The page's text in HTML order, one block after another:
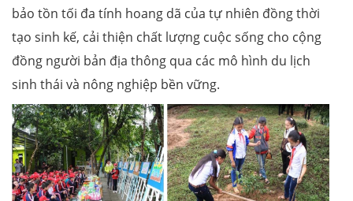
bảo tồn tối đa tính hoang dã của tự nhiên đồng thời
tạo sinh kế, cải thiện chất lượng cuộc sống cho cộng
đồng người bản địa thông qua các mô hình du lịch
sinh thái và nông nghiệp bền vững.